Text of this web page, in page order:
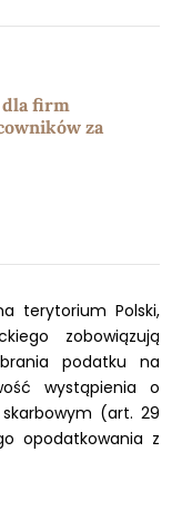
dla firm
za
terytorium Polski,
zobowiązują
podatku na
wystąpienia o
(art. 29
opodatkowania z